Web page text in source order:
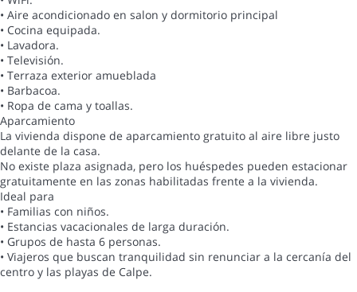
• Aire acondicionado en salon y dormitorio principal
• Cocina equipada.
• Lavadora.
• Televisión.
• Terraza exterior amueblada
• Barbacoa.
• Ropa de cama y toallas.
Aparcamiento
La vivienda dispone de aparcamiento gratuito al aire libre justo
delante de la casa.
No existe plaza asignada, pero los huéspedes pueden estacionar
gratuitamente en las zonas habilitadas frente a la vivienda.
Ideal para
• Familias con niños.
• Estancias vacacionales de larga duración.
• Grupos de hasta 6 personas.
• Viajeros que buscan tranquilidad sin renunciar a la cercanía del
centro y las playas de Calpe.